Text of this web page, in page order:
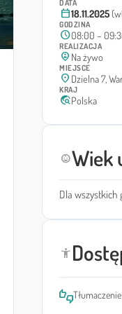
DATA
calendar_today18.11.2025
GODZINA
schedule08:00 –
REALIZACJA
person_pin_circle Na żywo
MIEJSCE
location_on Dzielna 7,
KRAJ
travel_explorePolska
child_careWiek
Dla
accessibility_new
thumbs_up_down